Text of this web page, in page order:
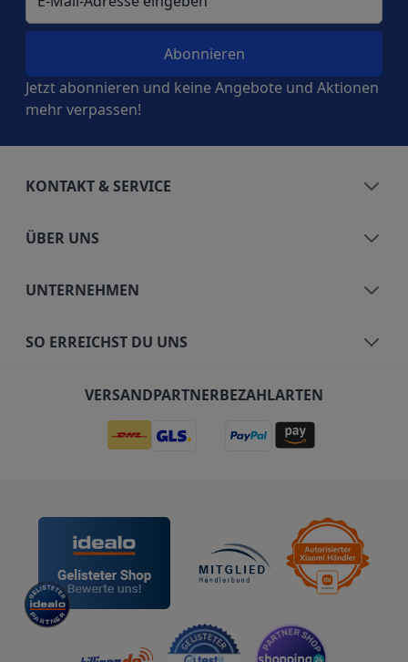
Jetzt abonnieren und keine Angebote und Aktionen
mehr verpassen!
KONTAKT & SERVICE
ÜBER UNS
UNTERNEHMEN
SO ERREICHST DU UNS
VERSANDPARTNERBEZAHLARTEN